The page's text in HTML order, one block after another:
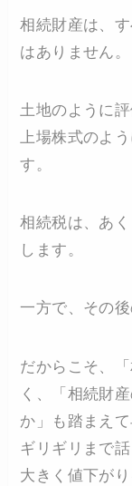
相続財産は、
はありません。
土地のように
上場株式のよ
す。
相続税は、あ
します。
一方で、その
だからこそ、
く、「相続財
か」も踏まえ
ギリギリまで
大きく値下が